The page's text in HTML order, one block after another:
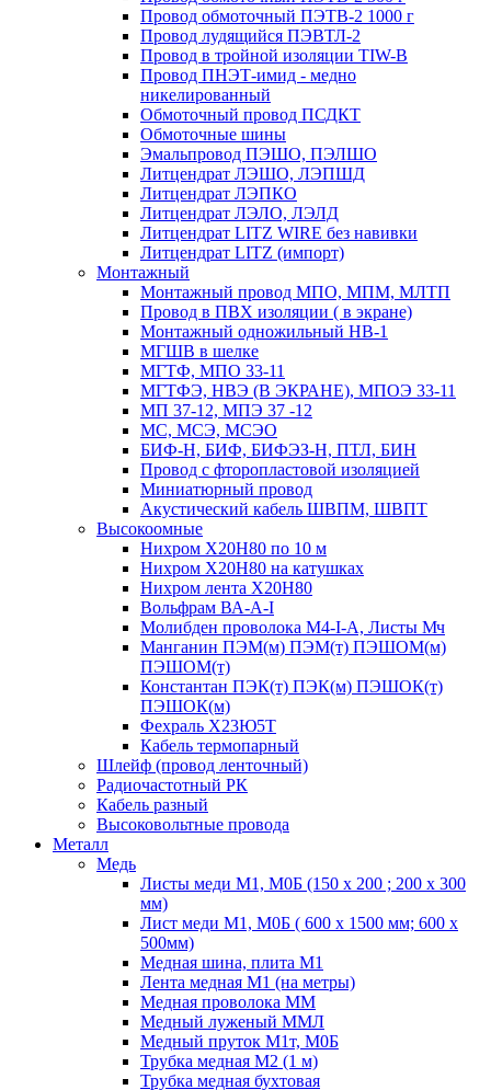
Провод обмоточный ПЭТВ-2 1000 г
Провод лудящийся ПЭВТЛ-2
Провод в тройной изоляции TIW-B
Провод ПНЭТ-имид - медно
никелированный
Обмоточный провод ПСДКТ
Обмоточные шины
Эмальпровод ПЭШО, ПЭЛШО
Литцендрат ЛЭШО, ЛЭПШД
Литцендрат ЛЭПКО
Литцендрат ЛЭЛО, ЛЭЛД
Литцендрат LITZ WIRE без навивки
Литцендрат LITZ (импорт)
Монтажный
Монтажный провод МПО, МПМ, МЛТП
Провод в ПВХ изоляции ( в экране)
Монтажный одножильный HB-1
МГШВ в шелке
МГТФ, МПО 33-11
МГТФЭ, НВЭ (В ЭКРАНЕ), МПОЭ 33-11
МП 37-12, МПЭ 37 -12
МС, МСЭ, МСЭО
БИФ-Н, БИФ, БИФЭЗ-Н, ПТЛ, БИН
Провод с фторопластовой изоляцией
Миниатюрный провод
Акустический кабель ШВПМ, ШВПТ
Высокоомные
Нихром Х20Н80 по 10 м
Нихром Х20Н80 на катушках
Нихром лента Х20Н80
Вольфрам ВА-А-I
Молибден проволока М4-I-А, Листы Мч
Манганин ПЭМ(м) ПЭМ(т) ПЭШОМ(м)
ПЭШОМ(т)
Константан ПЭК(т) ПЭК(м) ПЭШОК(т)
ПЭШОК(м)
Фехраль Х23Ю5Т
Кабель термопарный
Шлейф (провод ленточный)
Радиочастотный РК
Кабель разный
Высоковольтные провода
Металл
Медь
Листы меди М1, М0Б (150 х 200 ; 200 х 300
мм)
Лист меди М1, М0Б ( 600 х 1500 мм; 600 х
500мм)
Медная шина, плита М1
Лента медная М1 (на метры)
Медная проволока ММ
Медный луженый ММЛ
Медный пруток М1т, М0Б
Трубка медная М2 (1 м)
Трубка медная бухтовая